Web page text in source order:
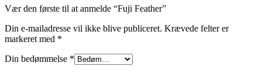
Vær den første til at anmelde “Fuji Feather”
Din e-mailadresse vil ikke blive publiceret. Krævede felter er
markeret med *
Din bedømmelse *